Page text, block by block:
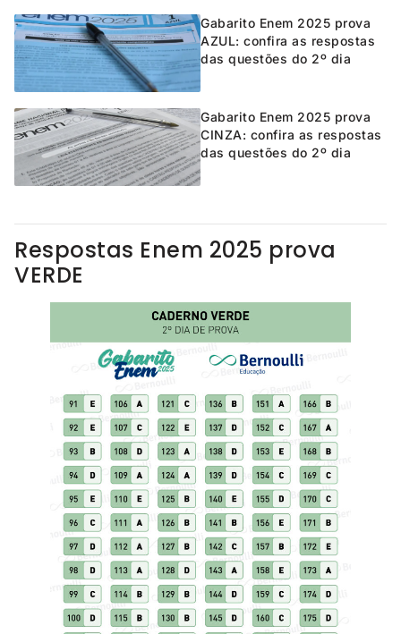
Gabarito Enem 2025 prova
AZUL: confira as respostas
das questões do 2º dia
Gabarito Enem 2025 prova
CINZA: confira as respostas
das questões do 2º dia
Respostas Enem 2025 prova
VERDE